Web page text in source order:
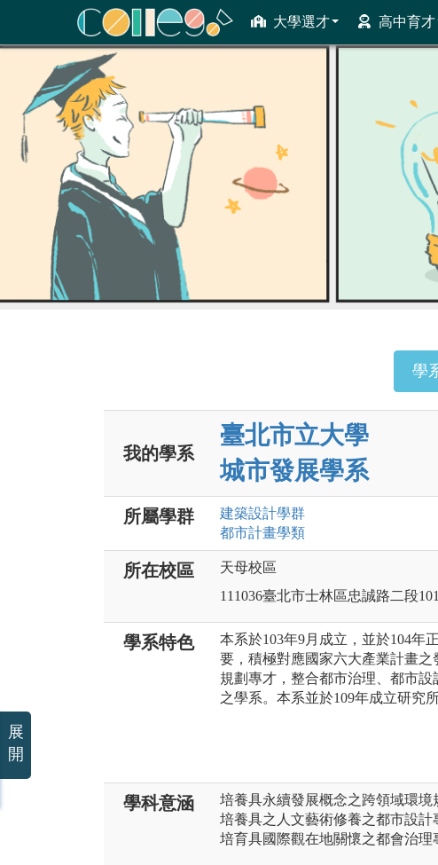
大學選才 高中育才
ColleGo! 大學選才與高中育才輔助系統
學
我的學系
臺北市立大學
城市發展學系
所屬學群 建築設計學群
都市計畫學類
所在校區
天母校區
111036臺北市士林區忠誠路二段
學系特色
本系於103年9月成立，並於104年
要，積極對應國家六大產業計畫
規劃專才，整合都市治理、都市
之學系。本系並於109年成立研究所
學科意涵
培養具永續發展概念之跨領域環境
培養具之人文藝術修養之都市設計
培育具國際觀在地關懷之都會治理
展
開